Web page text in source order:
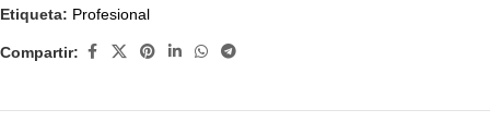
Etiqueta: Profesional
Compartir: